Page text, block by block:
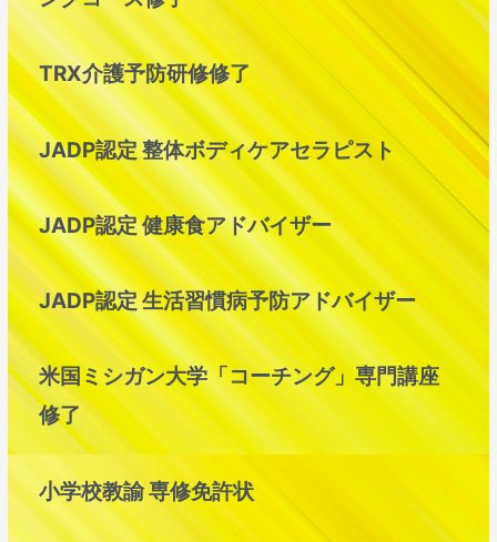
TRX介護予防研修修了
JADP認定 整体ボディケアセラピスト
JADP認定 健康食アドバイザー
JADP認定 生活習慣病予防アドバイザー
米国ミシガン大学「コーチング」専門講座
修了
小学校教諭 専修免許状